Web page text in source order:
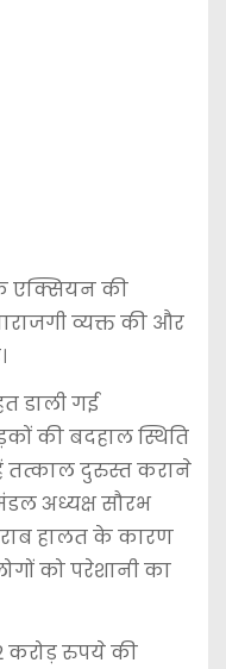
एक्सियन की
व्यक्त की और
डाली गई
की बदहाल स्थिति
तत्काल दुरुस्त कराने
अध्यक्ष सौरभ
हालत के कारण
को परेशानी का
करोड़ रुपये की